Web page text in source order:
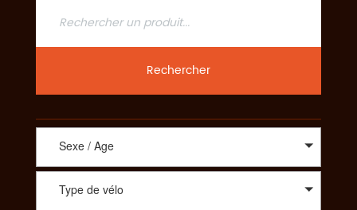
Rechercher
Sexe / Age
Type de vélo